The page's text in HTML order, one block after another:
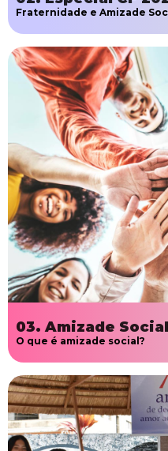
Fraternidade e Amizade
03. Amizade Social
O que é amizade social?